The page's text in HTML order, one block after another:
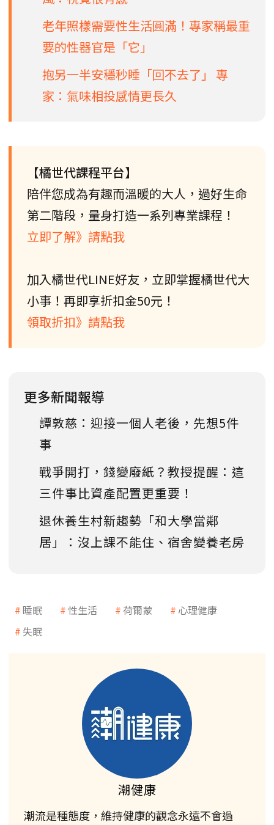
老年照樣需要性生活圓滿！專家稱最重
要的性器官是「它」
抱另一半安穩秒睡「回不去了」 專
家：氣味相投感情更長久
【橘世代課程平台】
陪伴您成為有趣而溫暖的大人，過好生命
第二階段，量身打造一系列專業課程！
立即了解》請點我
加入橘世代LINE好友，立即掌握橘世代大
小事！再即享折扣金50元！
領取折扣》請點我
更多新聞報導
譚敦慈：迎接一個人老後，先想5件
事
戰爭開打，錢變廢紙？教授提醒：這
三件事比資產配置更重要！
退休養生村新趨勢「和大學當鄰
居」：沒上課不能住、宿舍變養老房
睡眠 性生活 荷爾蒙
心理健康
失眠
潮健康
潮流是種態度，維持健康的觀念永遠不會過